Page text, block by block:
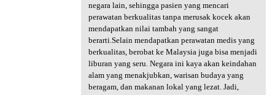
negara lain, sehingga pasien yang mencari
perawatan berkualitas tanpa merusak kocek akan
mendapatkan nilai tambah yang sangat
berarti.Selain mendapatkan perawatan medis yang
berkualitas, berobat ke Malaysia juga bisa menjadi
liburan yang seru. Negara ini kaya akan keindahan
alam yang menakjubkan, warisan budaya yang
beragam, dan makanan lokal yang lezat. Jadi,